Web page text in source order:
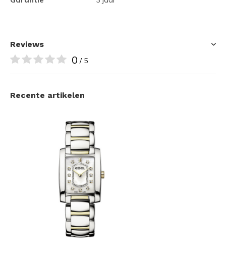
Reviews
0 / 5
Recente artikelen